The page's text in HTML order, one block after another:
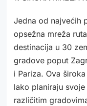
Jedna od najvećih
opsežna mreža
destinacija u 30
gradove poput
i Pariza. Ova
lako planiraju
različitim